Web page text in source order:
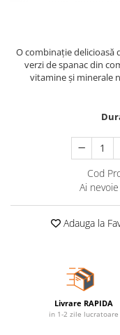
O combinație delicioasă
verzi de spanac din
vitamine și minerale
Cod
Ai
Adauga la
Livrare RAPIDA
in 1-2 zile lucratoare